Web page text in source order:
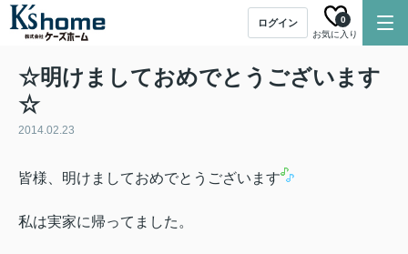
ログイン
お気に入り
0
☆明けましておめでとうございます
☆
2014.02.23
皆様、明けましておめでとうございます
私は実家に帰ってました。